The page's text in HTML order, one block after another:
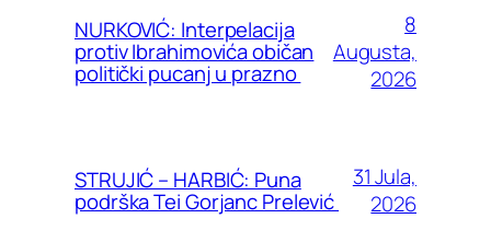
NURKOVIĆ: Interpelacija
protiv Ibrahimovića običan
politički pucanj u prazno
8
Augusta,
2026
STRUJIĆ – HARBIĆ: Puna
podrška Tei Gorjanc Prelević
31 Jula,
2026